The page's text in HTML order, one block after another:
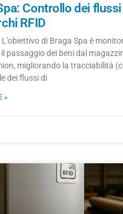
Controllo dei
RFID
L’obiettivo di Braga Spa è
passaggio dei beni dal
migliorando la tracciabilità
dei flussi di
»